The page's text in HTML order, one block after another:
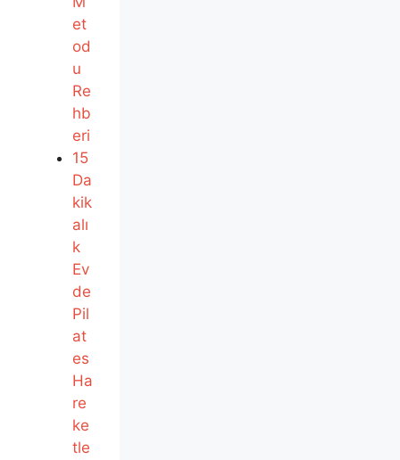
et
od
u
Re
hb
eri
15
Da
kik
alı
k
Ev
de
Pil
at
es
Ha
re
ke
tle